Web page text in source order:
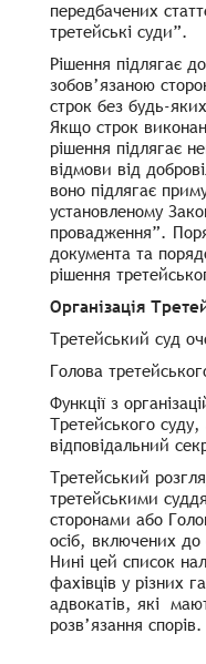
передбачених
третейські суди”.
Рішення підлягає
зобов’язаною
строк без будь-
Якщо строк
рішення підлягає
відмови від
воно підлягає
установленому
провадження”.
документа та
рішення
Організація
Третейський суд
Голова
Функції з
Третейського
відповідальний
Третейський
третейськими
сторонами або
осіб, включених до
Нині цей список
фахівців у різних
адвокатів, які
розв’язання спорів.